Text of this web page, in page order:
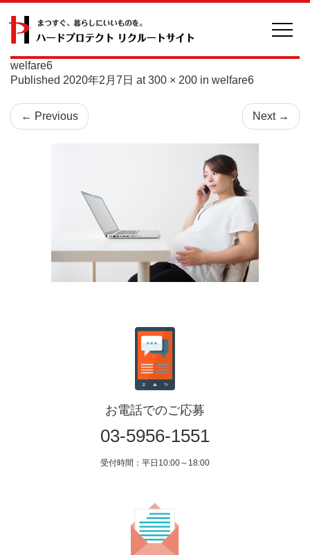
welfare6
Published 2020年2月7日 at300 × 200 in welfare6
← Previous Next →
お電話でのご応募
03-5956-1551
受付時間：平日10:00～18:00